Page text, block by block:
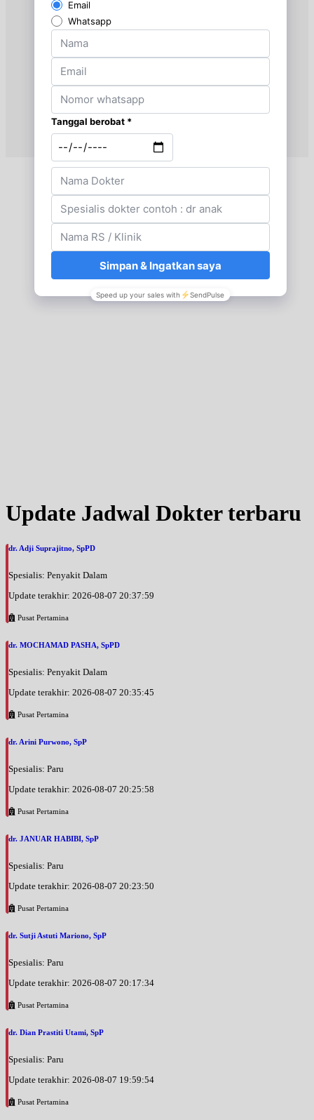
Jumat, 28/08/2026
Jam 19:00 - 20:30
Minggu, 30/08/2026
Jam 09:00 - 12:00
Senin, 31/08/2026
Jam 16:30 - 19:30
Selasa, 01/09/2026
Jam 16:30 - 19:30
Kamis, 03/09/2026
Jam 07:30 - 09:30
Jumat, 04/09/2026
Jam 19:00 - 20:30
Update Jadwal Dokter terbaru
dr. Adji Suprajitno, SpPD
Spesialis: Penyakit Dalam
Update terakhir: 2026-08-07 20:37:59
Pusat Pertamina
dr. MOCHAMAD PASHA, SpPD
Spesialis: Penyakit Dalam
Update terakhir: 2026-08-07 20:35:45
Pusat Pertamina
dr. Arini Purwono, SpP
Spesialis: Paru
Update terakhir: 2026-08-07 20:25:58
Pusat Pertamina
dr. JANUAR HABIBI, SpP
Spesialis: Paru
Update terakhir: 2026-08-07 20:23:50
Pusat Pertamina
dr. Sutji Astuti Mariono, SpP
Spesialis: Paru
Update terakhir: 2026-08-07 20:17:34
Pusat Pertamina
dr. Dian Prastiti Utami, SpP
Spesialis: Paru
Update terakhir: 2026-08-07 19:59:54
Pusat Pertamina